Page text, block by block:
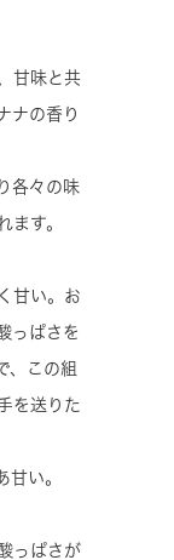
甘味と共
ナの香り
各々の味
ます。
甘い。お
っぱさを
、この組
を送りた
甘い。
っぱさが